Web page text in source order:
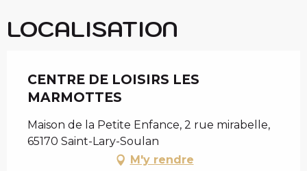
LOCALISATION
CENTRE DE LOISIRS LES
MARMOTTES
Maison de la Petite Enfance, 2 rue mirabelle,
65170 Saint-Lary-Soulan
M'y rendre